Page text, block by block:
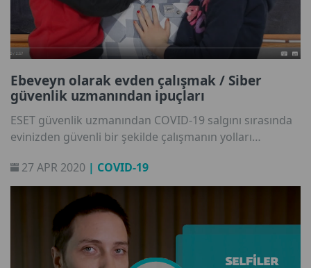
Ebeveyn olarak evden çalışmak / Siber
güvenlik uzmanından ipuçları
ESET güvenlik uzmanından COVID-19 salgını sırasında
evinizden güvenli bir şekilde çalışmanın yolları
27 APR 2020 | COVID-19